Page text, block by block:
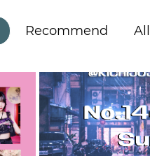
Recommend All